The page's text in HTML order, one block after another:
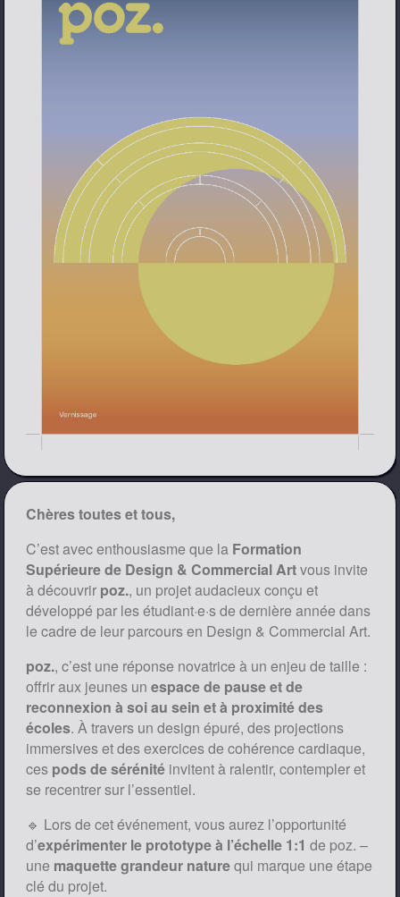
Chères toutes et tous,
C’est avec enthousiasme que la Formation
Supérieure de Design & Commercial Artvous invite
à découvrir poz., un projet audacieux conçu et
développé par les étudiant·e·s de dernière année dans
le cadre de leur parcours en Design & Commercial Art.
poz., c’est une réponse novatrice à un enjeu de taille :
offrir aux jeunes unespace de pause et de
reconnexion à soi au sein et à proximité des
écoles. À travers un design épuré, des projections
immersives et des exercices de cohérence cardiaque,
ces pods de sérénité invitent à ralentir, contempler et
se recentrer sur l’essentiel.
🔹 Lors de cet événement, vous aurez l’opportunité
d’expérimenter le prototype à l’échelle 1:1 de poz. –
une maquette grandeur naturequi marque une étape
clé du projet.